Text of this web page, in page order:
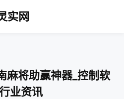
实网
麻将助赢神器_控制软
业资讯